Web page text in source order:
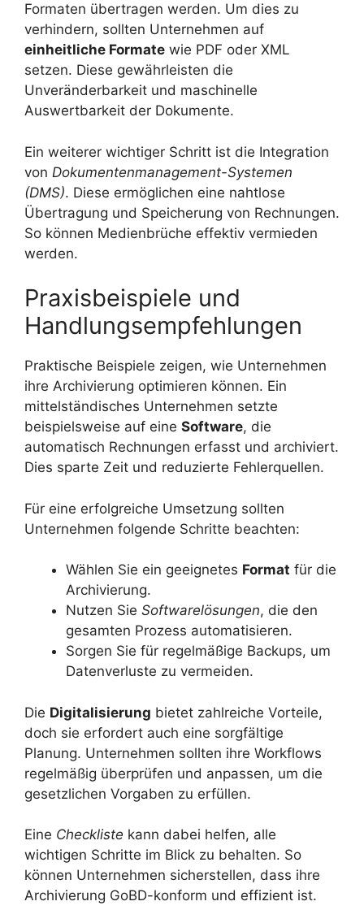
Formaten übertragen werden. Um dies zu
verhindern, sollten Unternehmen auf
einheitliche Formate wie PDF oder XML
setzen. Diese gewährleisten die
Unveränderbarkeit und maschinelle
Auswertbarkeit der Dokumente.
Ein weiterer wichtiger Schritt ist die Integration
von Dokumentenmanagement-Systemen
(DMS). Diese ermöglichen eine nahtlose
Übertragung und Speicherung von Rechnungen.
So können Medienbrüche effektiv vermieden
werden.
Praxisbeispiele und
Handlungsempfehlungen
Praktische Beispiele zeigen, wie Unternehmen
ihre Archivierung optimieren können. Ein
mittelständisches Unternehmen setzte
beispielsweise auf eine Software, die
automatisch Rechnungen erfasst und archiviert.
Dies sparte Zeit und reduzierte Fehlerquellen.
Für eine erfolgreiche Umsetzung sollten
Unternehmen folgende Schritte beachten:
Wählen Sie ein geeignetes Format für die
Archivierung.
Nutzen Sie Softwarelösungen, die den
gesamten Prozess automatisieren.
Sorgen Sie für regelmäßige Backups, um
Datenverluste zu vermeiden.
Die Digitalisierung bietet zahlreiche Vorteile,
doch sie erfordert auch eine sorgfältige
Planung. Unternehmen sollten ihre Workflows
regelmäßig überprüfen und anpassen, um die
gesetzlichen Vorgaben zu erfüllen.
Eine Checkliste kann dabei helfen, alle
wichtigen Schritte im Blick zu behalten. So
können Unternehmen sicherstellen, dass ihre
Archivierung GoBD-konform und effizient ist.